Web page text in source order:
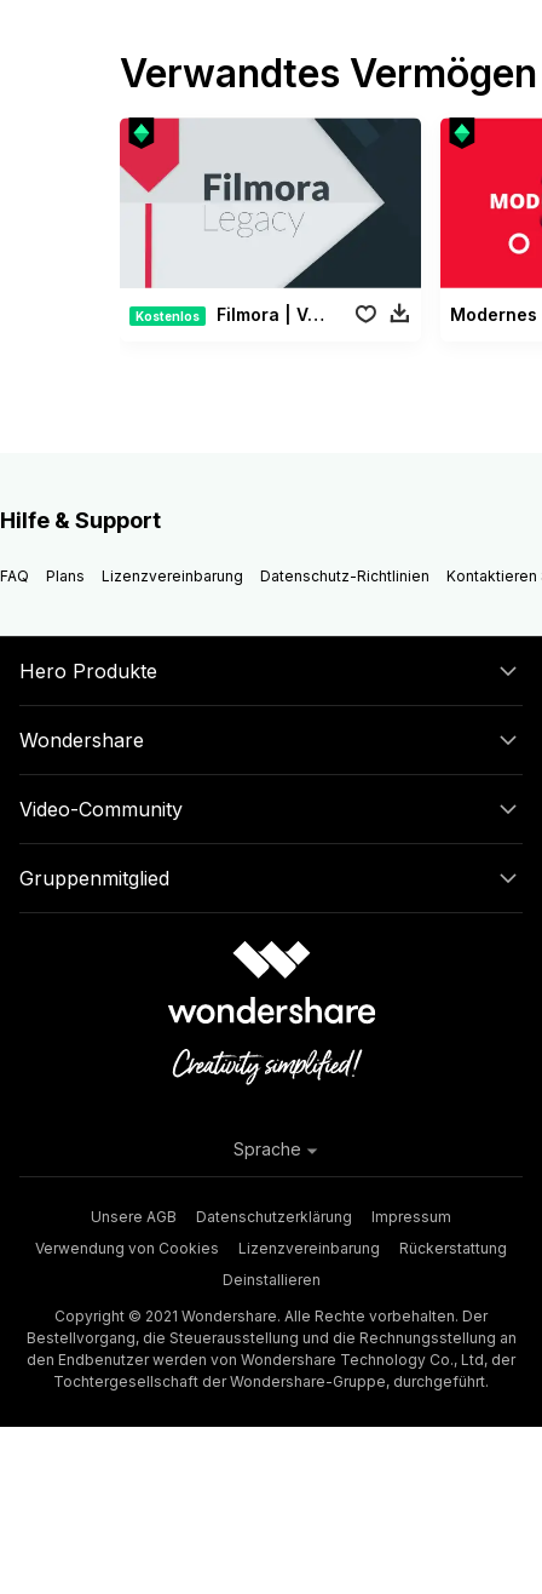
Verwandtes Vermögen
Kostenlos Filmora | Vermächtnis Paket
Hilfe & Support
FAQ Plans Lizenzvereinbarung Datenschutz-Richtlinien Kontaktieren
Hero Produkte
Wondershare
Video-Community
Gruppenmitglied
Unsere AGB Datenschutzerklärung
Impressum
Verwendung von Cookies
Lizenzvereinbarung
Rückerstattung
Deinstallieren
Copyright © 2021 Wondershare. Alle Rechte vorbehalten. Der
Bestellvorgang, die Steuerausstellung und die Rechnungsstellung an
den Endbenutzer werden von Wondershare Technology Co., Ltd, der
Tochtergesellschaft der Wondershare-Gruppe, durchgeführt.
Sprache